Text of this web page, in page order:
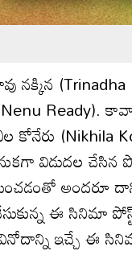
(Trinadha
Ready).
కోనేరు (Nikhila
విడుదల చేసిన
అందరూ
ఈ సినిమా
వినోదాన్ని ఇచ్చే ఈ